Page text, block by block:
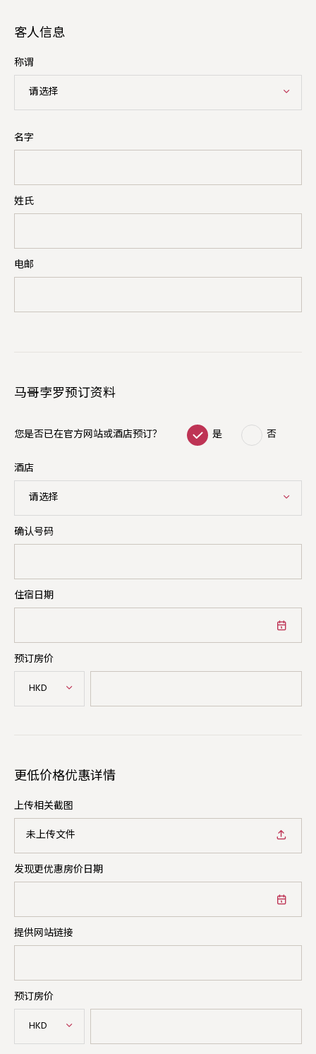
客人信息
称谓
请选择
名字
姓氏
电邮
马哥孛罗预订资料
您是否已在官方网站或酒店预订？ 是 否
酒店
请选择
确认号码
住宿日期
预订房价
HKD
更低价格优惠详情
上传相关截图
未上传文件
发现更优惠房价日期
提供网站链接
预订房价
HKD